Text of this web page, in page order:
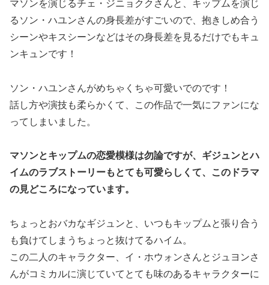
マソンを演じるチェ・ジニョククさんと、キップムを演じ
るソン・ハユンさんの身長差がすごいので、抱きしめ合う
シーンやキスシーンなどはその身長差を見るだけでもキュ
ンキュンです！
ソン・ハユンさんがめちゃくちゃ可愛いでのです！
話し方や演技も柔らかくて、この作品で一気にファンにな
ってしまいました。
マソンとキップムの恋愛模様は勿論ですが、ギジュンとハ
イムのラブストーリーもとても可愛らしくて、このドラマ
の見どころになっています。
ちょっとおバカなギジュンと、いつもキップムと張り合う
も負けてしまうちょっと抜けてるハイム。
この二人のキャラクター、イ・ホウォンさんとジュヨンさ
んがコミカルに演じていてとても味のあるキャラクターに